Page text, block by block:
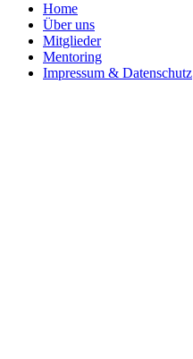
Home
Über uns
Mitglieder
Mentoring
Impressum & Datenschutz